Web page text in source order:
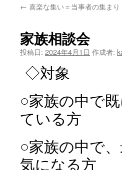
ン
へ
ッ
← 喜楽な集い＝当事者の集まり
家族相談会
投稿日: 2024年4月1日 作成者:
◇対象
○家族の中で
ている方
○家族の中で
気になる方